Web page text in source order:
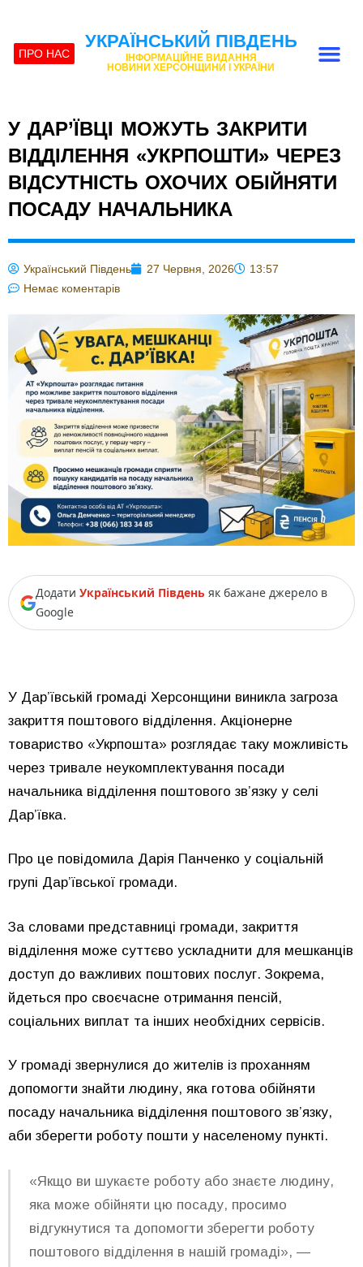
ПРО НАС
УКРАЇНСЬКИЙ ПІВДЕНЬ
ІНФОРМАЦІЙНЕ ВИДАННЯ
НОВИНИ ХЕРСОНЩИНИ І УКРАЇНИ
У ДАР’ЇВЦІ МОЖУТЬ ЗАКРИТИ
ВІДДІЛЕННЯ «УКРПОШТИ» ЧЕРЕЗ
ВІДСУТНІСТЬ ОХОЧИХ ОБІЙНЯТИ
ПОСАДУ НАЧАЛЬНИКА
Український Південь 27 Червня, 2026
13:57
Немає коментарів
Додати Український Південь як бажане джерело в
Google
У Дар’ївській громаді Херсонщини виникла загроза
закриття поштового відділення. Акціонерне
товариство «Укрпошта» розглядає таку можливість
через тривале неукомплектування посади
начальника відділення поштового зв’язку у селі
Дар’ївка.
Про це повідомила Дарія Панченко у соціальній
групі Дар’ївської громади.
За словами представниці громади, закриття
відділення може суттєво ускладнити для мешканців
доступ до важливих поштових послуг. Зокрема,
йдеться про своєчасне отримання пенсій,
соціальних виплат та інших необхідних сервісів.
У громаді звернулися до жителів із проханням
допомогти знайти людину, яка готова обійняти
посаду начальника відділення поштового зв’язку,
аби зберегти роботу пошти у населеному пункті.
«Якщо ви шукаєте роботу або знаєте людину,
яка може обійняти цю посаду, просимо
відгукнутися та допомогти зберегти роботу
поштового відділення в нашій громаді», —